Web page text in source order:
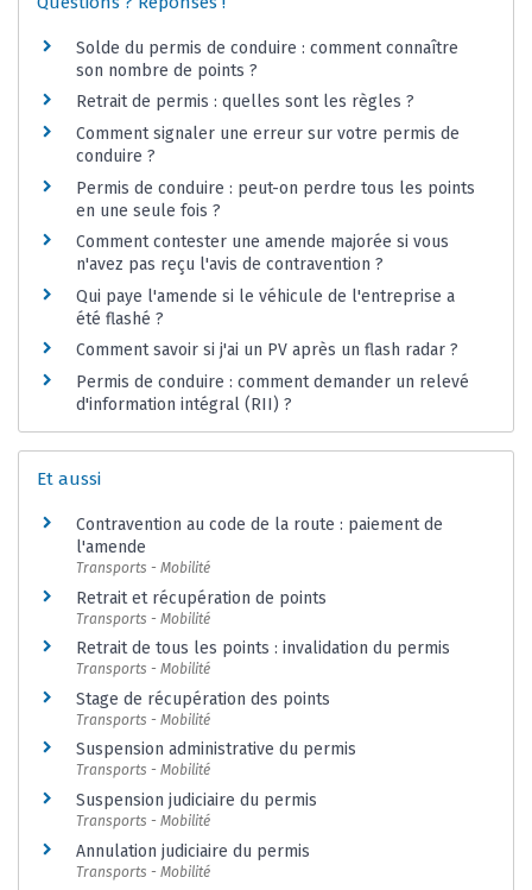
Solde du permis de conduire : comment connaître
son nombre de points ?
Retrait de permis : quelles sont les règles ?
Comment signaler une erreur sur votre permis de
conduire ?
Permis de conduire : peut-on perdre tous les points
en une seule fois ?
Comment contester une amende majorée si vous
n'avez pas reçu l'avis de contravention ?
Qui paye l'amende si le véhicule de l'entreprise a
été flashé ?
Comment savoir si j'ai un PV après un flash radar ?
Permis de conduire : comment demander un relevé
d'information intégral (RII) ?
Et aussi
Contravention au code de la route : paiement de
l'amende
Transports - Mobilité
Retrait et récupération de points
Transports - Mobilité
Retrait de tous les points : invalidation du permis
Transports - Mobilité
Stage de récupération des points
Transports - Mobilité
Suspension administrative du permis
Transports - Mobilité
Suspension judiciaire du permis
Transports - Mobilité
Annulation judiciaire du permis
Transports - Mobilité